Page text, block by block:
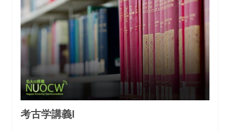
人間とは何か、という問いかけに興味のある人は、ぜひ
名古屋大学の文学部・人文学研究科で学んでください。
部局長インタビュー
文学部／人文学研究科長の星野幸代教授に５つの質問に
答えていただきました。
考古学講義I